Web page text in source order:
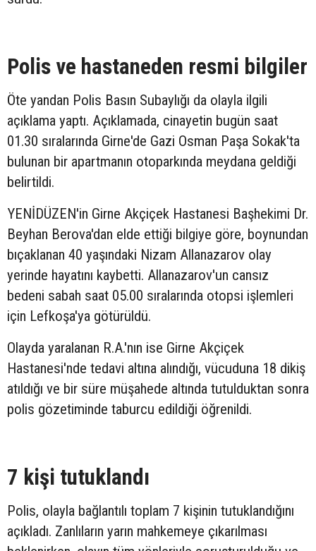
Polis ve hastaneden resmi bilgiler
Öte yandan Polis Basın Subaylığı da olayla ilgili
açıklama yaptı. Açıklamada, cinayetin bugün saat
01.30 sıralarında Girne'de Gazi Osman Paşa Sokak'ta
bulunan bir apartmanın otoparkında meydana geldiği
belirtildi.
YENİDÜZEN'in Girne Akçiçek Hastanesi Başhekimi Dr.
Beyhan Berova'dan elde ettiği bilgiye göre, boynundan
bıçaklanan 40 yaşındaki Nizam Allanazarov olay
yerinde hayatını kaybetti. Allanazarov'un cansız
bedeni sabah saat 05.00 sıralarında otopsi işlemleri
için Lefkoşa'ya götürüldü.
Olayda yaralanan R.A.'nın ise Girne Akçiçek
Hastanesi'nde tedavi altına alındığı, vücuduna 18 dikiş
atıldığı ve bir süre müşahede altında tutulduktan sonra
polis gözetiminde taburcu edildiği öğrenildi.
7 kişi tutuklandı
Polis, olayla bağlantılı toplam 7 kişinin tutuklandığını
açıkladı. Zanlıların yarın mahkemeye çıkarılması